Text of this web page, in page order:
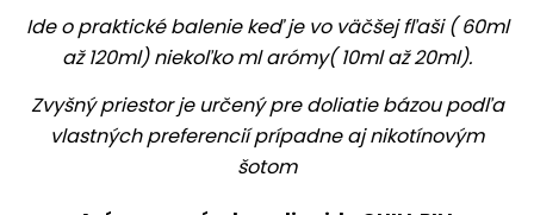
Ide o praktické balenie keď je vo väčšej fľaši ( 60ml
až 120ml) niekoľko ml arómy( 10ml až 20ml).
Zvyšný priestor je určený pre doliatie bázou podľa
vlastných preferencií prípadne aj nikotínovým
šotom